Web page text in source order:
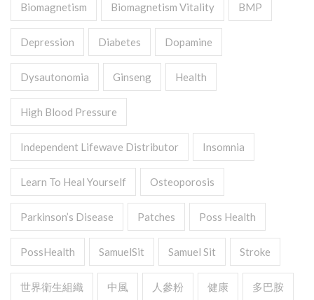
Biomagnetism Biomagnetism Vitality BMP
Depression Diabetes Dopamine
Dysautonomia Ginseng Health
High Blood Pressure
Independent Lifewave Distributor Insomnia
Learn To Heal Yourself Osteoporosis
Parkinson’s Disease Patches Poss Health
PossHealth SamuelSit Samuel Sit Stroke
世界衛生組織 中風 人參粉 健康 多巴胺